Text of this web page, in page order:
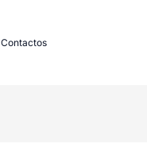
Contactos